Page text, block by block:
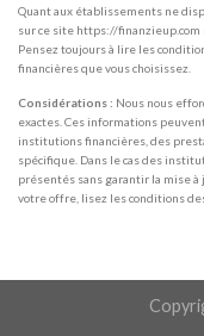
Quant aux établissements ne
sur ce site https://
Pensez toujours à lire les
financières que vous choisissez.
Considérations : Nous nous
exactes. Ces informations
institutions financières, des
spécifique. Dans le cas des
présentés sans garantir la mise
votre offre, lisez les conditions